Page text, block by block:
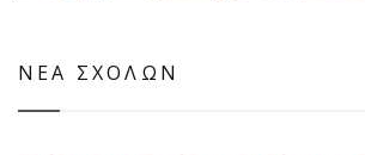
ΝΕΑ ΣΧΟΛΩΝ